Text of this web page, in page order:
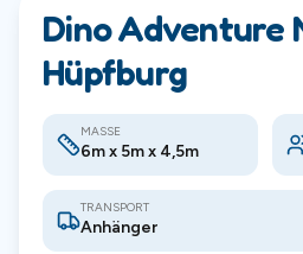
Dino Adventure
Hüpfburg
MASSE
6m x 5m x 4,5m
TRANSPORT
Anhänger